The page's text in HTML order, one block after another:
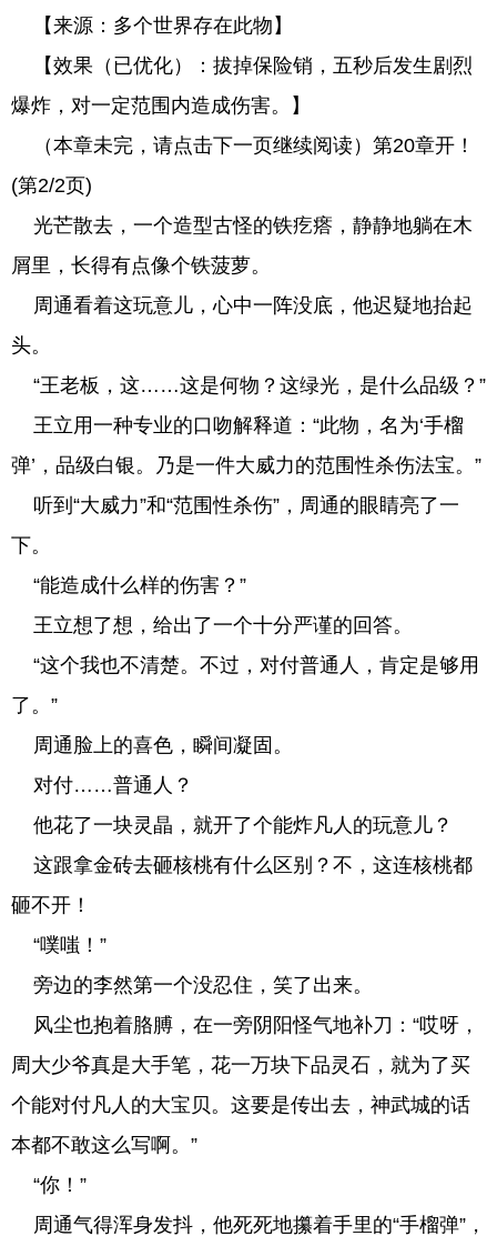
【来源：多个世界存在此物】
【效果（已优化）：拔掉保险销，五秒后发生剧烈
爆炸，对一定范围内造成伤害。】
（本章未完，请点击下一页继续阅读）第20章开！
(第2/2页)
光芒散去，一个造型古怪的铁疙瘩，静静地躺在木
屑里，长得有点像个铁菠萝。
周通看着这玩意儿，心中一阵没底，他迟疑地抬起
头。
“王老板，这……这是何物？这绿光，是什么品级？”
王立用一种专业的口吻解释道：“此物，名为‘手榴
弹’，品级白银。乃是一件大威力的范围性杀伤法宝。”
听到“大威力”和“范围性杀伤”，周通的眼睛亮了一
下。
“能造成什么样的伤害？”
王立想了想，给出了一个十分严谨的回答。
“这个我也不清楚。不过，对付普通人，肯定是够用
了。”
周通脸上的喜色，瞬间凝固。
对付……普通人？
他花了一块灵晶，就开了个能炸凡人的玩意儿？
这跟拿金砖去砸核桃有什么区别？不，这连核桃都
砸不开！
“噗嗤！”
旁边的李然第一个没忍住，笑了出来。
风尘也抱着胳膊，在一旁阴阳怪气地补刀：“哎呀，
周大少爷真是大手笔，花一万块下品灵石，就为了买
个能对付凡人的大宝贝。这要是传出去，神武城的话
本都不敢这么写啊。”
“你！”
周通气得浑身发抖，他死死地攥着手里的“手榴弹”，